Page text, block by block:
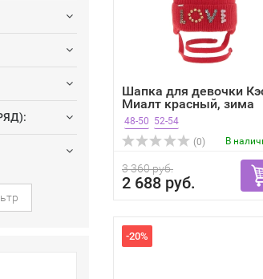
Шапка для девочки
Миалт красный, зима
48-50 52-54
(0)
В
3 360 руб.
2 688 руб.
-20%